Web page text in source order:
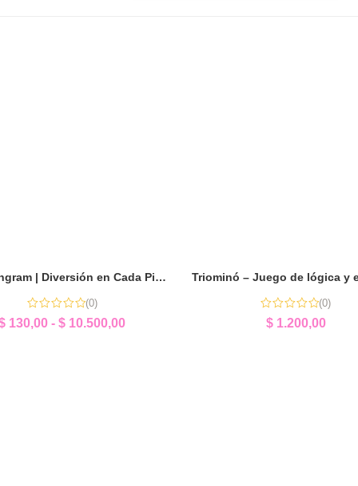
Mini Tangram | Diversión en Cada Pieza
(0)
130,00 - $ 10.500,00
(0)
$1.200,00